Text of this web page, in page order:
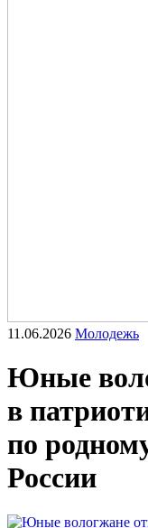
11.06.2026 Молодежь
Юные
в
по
России